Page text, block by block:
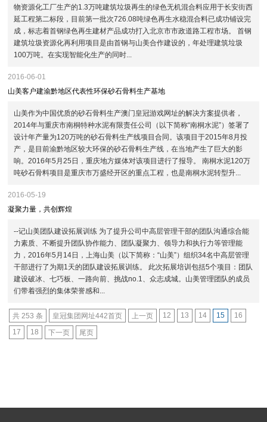
物资源化工厂生产的1.3万吨建筑垃圾再生的绿色无机混合料应用于长安街西
延工程第二标段，目前第一批次726.08吨绿色再生水稳混合料已成功铺设完
成，标志着首钢绿色再生建材产品成功打入北京市市政道路工程市场。 首钢
建筑垃圾资源化再利用项目是由首钢与山美合作建设的，年处理建筑垃圾
100万吨。在实现智能化生产的同时...
2016-06-01
山美客户建渝黔地区代表性环保砂石骨料生产基地
山美作为中国优质的砂石骨料生产澳门皇冠游戏网址的解决方案提供者，
2014年与重庆市南桐特种水泥有限责任公司（以下简称“南桐水泥”）签署了
设计年产量为120万吨的砂石骨料生产线项目合同。该项目于2015年8月投
产，是目前渝黔地区较大环保的砂石骨料生产线，在当地产生了巨大的影
响。2016年5月25日，重庆地方媒体对该项目进行了报导。 南桐水泥120万
吨砂石骨料项目是重庆市万盛经开区的重点工程，也是南桐水泥转型升...
2016-05-19
凝聚力量，共创辉煌
--记山美团队建设拓展训练 为了提升公司中高层管理干部的团队沟通综合能
力素质、不断提升团队协作能力、团队凝聚力、领导力和执行力等管理能
力，2016年5月14日，上海山美（以下简称：“山美”）组织34名中高层管理
干部进行了为期1天的团队建设拓展训练。 此次拓展培训包括5个项目：团队
建设破冰、七巧板、一路向前、挑战no.1、众志成城。山美管理团队的成员
们带着强烈的集体荣誉感和...
共 253 条 皇冠集团网址442首页 上一页 12 13 14 15
16
17
18 下一页 尾页